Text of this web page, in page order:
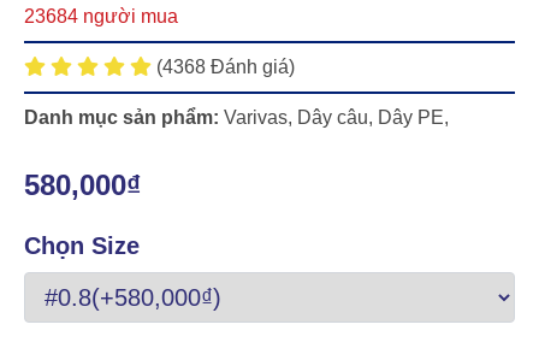
23684 người mua
(4368 Đánh giá)
Danh mục sản phẩm: Varivas, Dây câu, Dây PE,
580,000₫
Chọn Size